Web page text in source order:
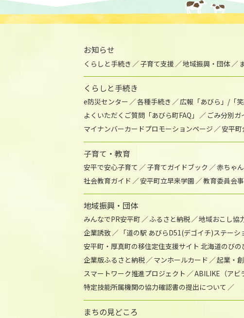
お知らせ
くらしと手続き 子育て支援 地域振興・団体
くらしと手続き
e防災センター 各種手続き 広報「あびら」/「笑
よくいただくご質問「あびら町FAQ」
ごみ分別ガ
マイナンバーカードプロモーションページ
安平町
子育て・教育
安平で安心子育て 子育てガイドブック 赤ちゃ
社会教育ガイド
安平町立早来学園 教育委員会
地域振興・団体
みんなでPR安平町 ふるさと納税 地域おこし協
企業誘致
「道の駅 あびらD51(デゴイチ)ステー
安平町・厚真町の移住定住支援サイト 北海道のびの
企業版ふるさと納税
マンホールカード 起業・
スマートワーク推進プロジェクト
ABILIKE（アビ
特定技能所属機関の協力確認書の提出について
まちの見どころ